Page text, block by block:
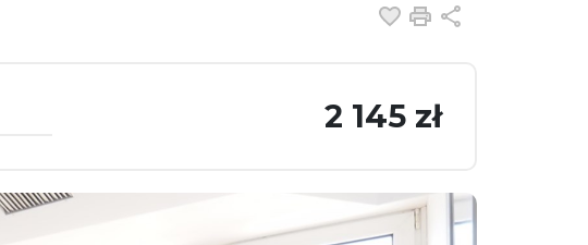
Dodaj do
Drukuj
2 145 zł